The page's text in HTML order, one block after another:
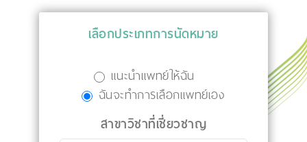
เลือกประเภทการนัดหมาย
แนะนำแพทย์ให้ฉัน
ฉันจะทำการเลือกแพทย์เอง
สาขาวิชาที่เชี่ยวชาญ